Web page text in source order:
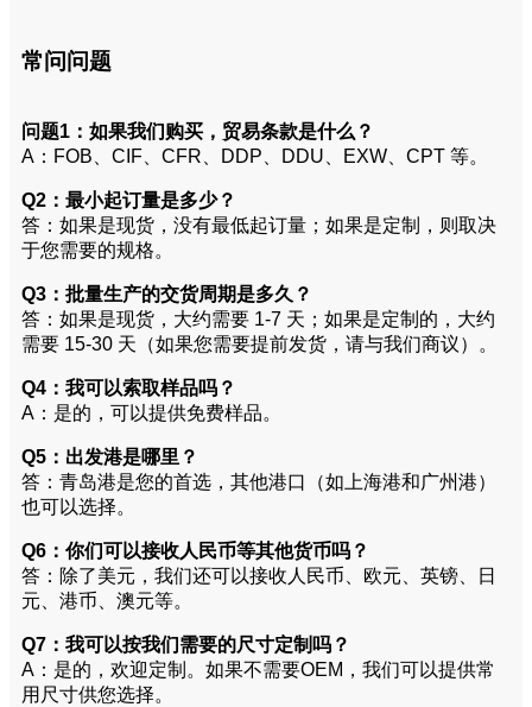
常问问题
问题1：如果我们购买，贸易条款是什么？
A：FOB、CIF、CFR、DDP、DDU、EXW、CPT 等。
Q2：最小起订量是多少？
答：如果是现货，没有最低起订量；如果是定制，则取决
于您需要的规格。
Q3：批量生产的交货周期是多久？
答：如果是现货，大约需要 1-7 天；如果是定制的，大约
需要 15-30 天（如果您需要提前发货，请与我们商议）。
Q4：我可以索取样品吗？
A：是的，可以提供免费样品。
Q5：出发港是哪里？
答：青岛港是您的首选，其他港口（如上海港和广州港）
也可以选择。
Q6：你们可以接收人民币等其他货币吗？
答：除了美元，我们还可以接收人民币、欧元、英镑、日
元、港币、澳元等。
Q7：我可以按我们需要的尺寸定制吗？
A：是的，欢迎定制。如果不需要OEM，我们可以提供常
用尺寸供您选择。